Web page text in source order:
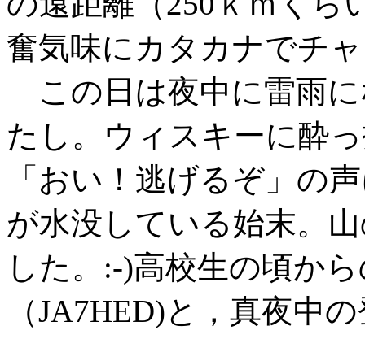
奮気味にカタカナでチ
この日は夜中に雷雨
たし。ウィスキーに酔
「おい！逃げるぞ」の
が水没している始末。
した。:-)高校生の頃か
（JA7HED)と，真夜中